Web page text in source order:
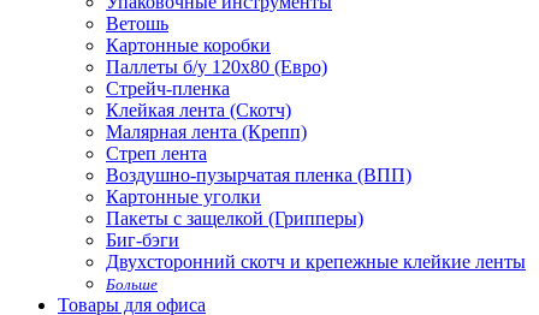
Ветошь
Картонные коробки
Паллеты б/у 120х80 (Евро)
Стрейч-пленка
Клейкая лента (Скотч)
Малярная лента (Крепп)
Стреп лента
Воздушно-пузырчатая пленка (ВПП)
Картонные уголки
Пакеты с защелкой (Грипперы)
Биг-бэги
Двухсторонний скотч и крепежные клейкие ленты
Больше
Товары для офиса